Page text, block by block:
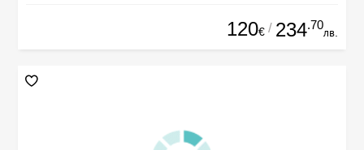
120€ / 234.70
лв.